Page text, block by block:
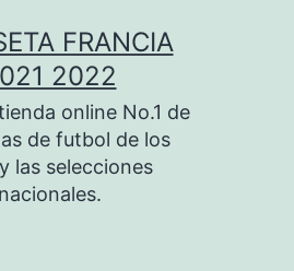
FRANCIA
2022
online No.1 de
de futbol de los
las selecciones
nacionales.